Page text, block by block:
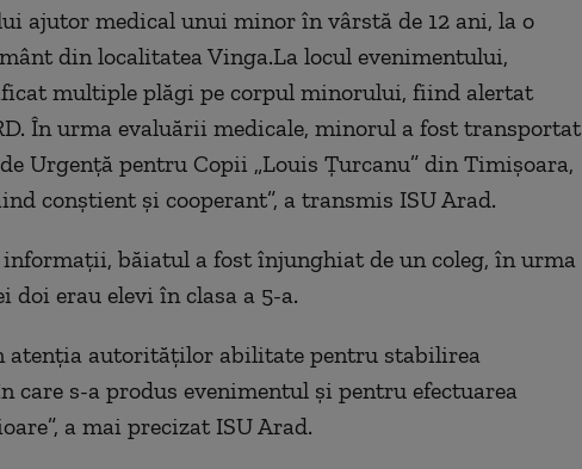
ajutor medical unui minor în vârstă de 12 ani, la o
din localitatea Vinga.La locul evenimentului,
multiple plăgi pe corpul minorului, fiind alertat
În urma evaluării medicale, minorul a fost transportat
Urgenţă pentru Copii „Louis Ţurcanu” din Timişoara,
conştient şi cooperant”, a transmis ISU Arad.
băiatul a fost înjunghiat de un coleg, în urma
doi erau elevi în clasa a 5-a.
atenţia autorităţilor abilitate pentru stabilirea
care s-a produs evenimentul şi pentru efectuarea
a mai precizat ISU Arad.